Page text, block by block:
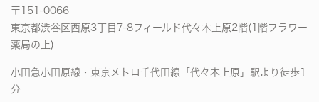
〒151-0066
東京都渋谷区西原3丁目7-8フィールド代々木上原2階(1階フラワー
薬局の上)
小田急小田原線・東京メトロ千代田線「代々木上原」駅より徒歩1
分